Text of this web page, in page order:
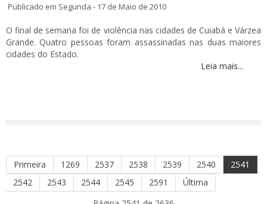
Publicado em Segunda - 17 de Maio de 2010
O final de semana foi de violência nas cidades de Cuiabá e Várzea
Grande. Quatro pessoas foram assassinadas nas duas maiores
cidades do Estado.
Leia mais...
Primeira 1269 2537 2538 2539 2540
2541
2542
2543 2544 2545 2591
Última